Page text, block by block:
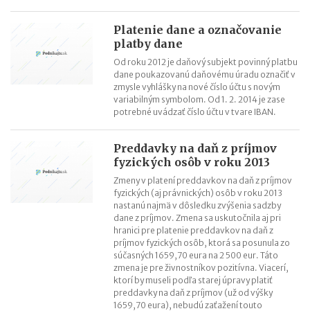
Platenie dane a označovanie
platby dane
Od roku 2012 je daňový subjekt povinný platbu
dane poukazovanú daňovému úradu označiť v
zmysle vyhlášky na nové číslo účtu s novým
variabilným symbolom. Od 1. 2. 2014 je zase
potrebné uvádzať číslo účtu v tvare IBAN.
Preddavky na daň z príjmov
fyzických osôb v roku 2013
Zmeny v platení preddavkov na daň z príjmov
fyzických (aj právnických) osôb v roku 2013
nastanú najmä v dôsledku zvýšenia sadzby
dane z príjmov. Zmena sa uskutočnila aj pri
hranici pre platenie preddavkov na daň z
príjmov fyzických osôb, ktorá sa posunula zo
súčasných 1659,70 eura na 2 500 eur. Táto
zmena je pre živnostníkov pozitívna. Viacerí,
ktorí by museli podľa starej úpravy platiť
preddavky na daň z príjmov (už od výšky
1659,70 eura), nebudú zaťažení touto